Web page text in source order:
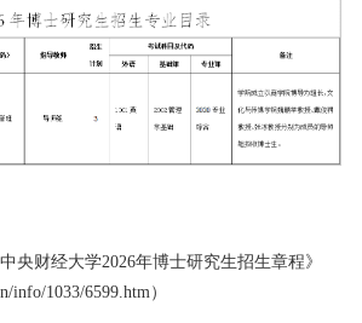
央财经大学2026年博士研究生招生章程》
info/1033/6599.htm）